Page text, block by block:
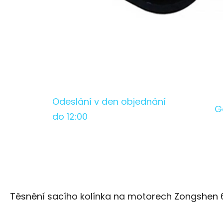
Odeslání v den objednání
do 12:00
Těsnění sacího kolínka na motorech Zongshen